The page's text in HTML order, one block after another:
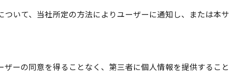
いて、当社所定の方法によりユーザーに通知し、または本
ーの同意を得ることなく、第三者に個人情報を提供するこ